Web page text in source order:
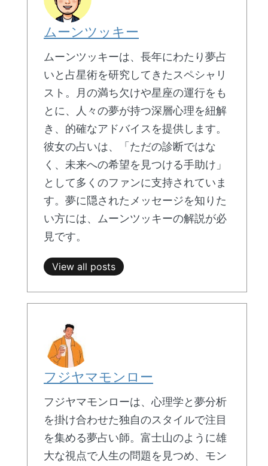
ムーンツッキー
ムーンツッキーは、長年にわたり夢占
いと占星術を研究してきたスペシャリ
スト。月の満ち欠けや星座の運行をも
とに、人々の夢が持つ深層心理を紐解
き、的確なアドバイスを提供します。
彼女の占いは、「ただの診断ではな
く、未来への希望を見つける手助け」
として多くのファンに支持されていま
す。夢に隠されたメッセージを知りた
い方には、ムーンツッキーの解説が必
見です。
View all posts
フジヤマモンロー
フジヤマモンローは、心理学と夢分析
を掛け合わせた独自のスタイルで注目
を集める夢占い師。富士山のように雄
大な視点で人生の問題を見つめ、モン